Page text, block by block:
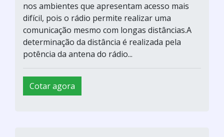
nos ambientes que apresentam acesso mais
difícil, pois o rádio permite realizar uma
comunicação mesmo com longas distâncias.A
determinação da distância é realizada pela
potência da antena do rádio...
Cotar agora